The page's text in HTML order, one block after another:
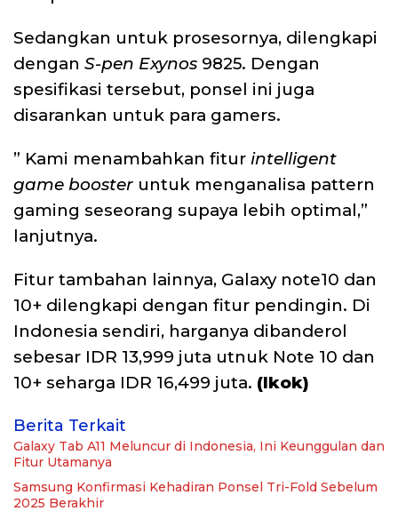
Sedangkan untuk prosesornya, dilengkapi
dengan S-pen Exynos 9825. Dengan
spesifikasi tersebut, ponsel ini juga
disarankan untuk para gamers.
” Kami menambahkan fitur intelligent
game booster untuk menganalisa pattern
gaming seseorang supaya lebih optimal,”
lanjutnya.
Fitur tambahan lainnya, Galaxy note10 dan
10+ dilengkapi dengan fitur pendingin. Di
Indonesia sendiri, harganya dibanderol
sebesar IDR 13,999 juta utnuk Note 10 dan
10+ seharga IDR 16,499 juta. (Ikok)
Berita Terkait
Galaxy Tab A11 Meluncur di Indonesia, Ini Keunggulan dan
Fitur Utamanya
Samsung Konfirmasi Kehadiran Ponsel Tri-Fold Sebelum
2025 Berakhir